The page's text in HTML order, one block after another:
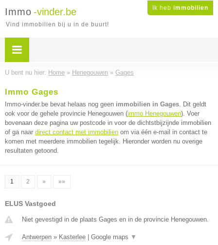
Ik heb immobilien
Immo -vinder.be
Vind immobilien bij u in de buurt!
U bent nu hier: Home » Henegouwen » Gages
Immo Gages
Immo-vinder.be bevat helaas nog geen immobilien in Gages. Dit geldt
ook voor de gehele provincie Henegouwen (immo Henegouwen). Voer
bovenaan deze pagina uw postcode in voor de dichtstbijzijnde immobilien
of ga naar direct contact met immobilien om via één e-mail in contact te
komen met meerdere immobilien tegelijk. Hieronder worden nu overige
resultaten getoond.
1 2 » »»
ELUS Vastgoed
Niet gevestigd in de plaats Gages en in de provincie Henegouwen.
Antwerpen » Kasterlee Google maps ▼